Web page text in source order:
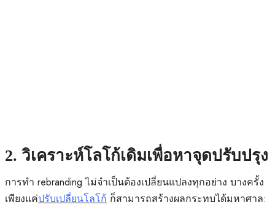
2. วิเคราะห์โลโก้เดิมเพื่อหาจุดปรับปรุง
การทำ rebranding ไม่จำเป็นต้องเปลี่ยนแปลงทุกอย่าง บางครั้ง
เพียงแค่ปรับเปลี่ยนโลโก้ ก็สามารถสร้างผลกระทบได้มหาศาล: